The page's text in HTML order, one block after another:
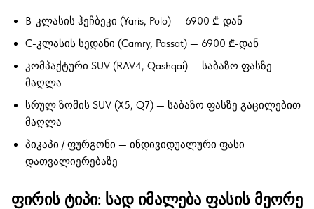
B-კლასის ჰეჩბეკი (Yaris, Polo) — 6900 ₾-დან
C-კლასის სედანი (Camry, Passat) — 6900 ₾-დან
კომპაქტური SUV (RAV4, Qashqai) — საბაზო ფასზე
მაღლა
სრულ ზომის SUV (X5, Q7) — საბაზო ფასზე გაცილებით
მაღლა
პიკაპი / ფურგონი — ინდივიდუალური ფასი
დათვალიერებაზე
ფირის ტიპი: სად იმალება ფასის მეორე